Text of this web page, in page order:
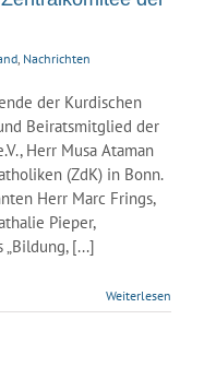
, Nachrichten
der Kurdischen
Beiratsmitglied der
Herr Musa Ataman
(ZdK) in Bonn.
Herr Marc Frings,
Pieper,
„Bildung, [...]
Weiterlesen